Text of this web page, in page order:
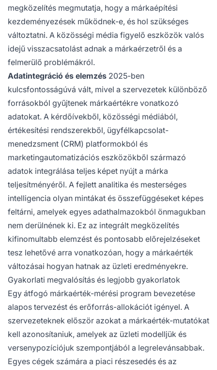
megközelítés megmutatja, hogy a márkaépítési
kezdeményezések működnek-e, és hol szükséges
változtatni. A közösségi média figyelő eszközök valós
idejű visszacsatolást adnak a márkaérzetről és a
felmerülő problémákról.
Adatintegráció és elemzés 2025-ben
kulcsfontosságúvá vált, mivel a szervezetek különböző
forrásokból gyűjtenek márkaértékre vonatkozó
adatokat. A kérdőívekből, közösségi médiából,
értékesítési rendszerekből, ügyfélkapcsolat-
menedzsment (CRM) platformokból és
marketingautomatizációs eszközökből származó
adatok integrálása teljes képet nyújt a márka
teljesítményéről. A fejlett analitika és mesterséges
intelligencia olyan mintákat és összefüggéseket képes
feltárni, amelyek egyes adathalmazokból önmagukban
nem derülnének ki. Ez az integrált megközelítés
kifinomultabb elemzést és pontosabb előrejelzéseket
tesz lehetővé arra vonatkozóan, hogy a márkaérték
változásai hogyan hatnak az üzleti eredményekre.
Gyakorlati megvalósítás és legjobb gyakorlatok
Egy átfogó márkaérték-mérési program bevezetése
alapos tervezést és erőforrás-allokációt igényel. A
szervezeteknek először azokat a márkaérték-mutatókat
kell azonosítaniuk, amelyek az üzleti modelljük és
versenypozíciójuk szempontjából a legrelevánsabbak.
Egyes cégek számára a piaci részesedés és az